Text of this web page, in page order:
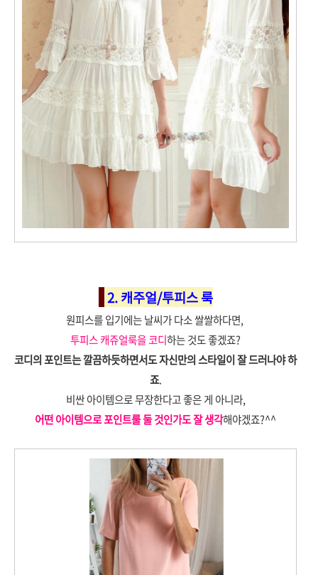
2. 캐주얼/투피스 룩
원피스를 입기에는 날씨가 다소 쌀쌀하다면,
투피스 캐쥬얼룩을 코디하는 것도 좋겠죠?
코디의 포인트는 깔끔하듯하면서도 자신만의 스타일이 잘 드러나야 하
죠.
비싼 아이템으로 무장한다고 좋은 게 아니라,
어떤 아이템으로 포인트룰 둘 것인가도 잘 생각해야겠죠?^^